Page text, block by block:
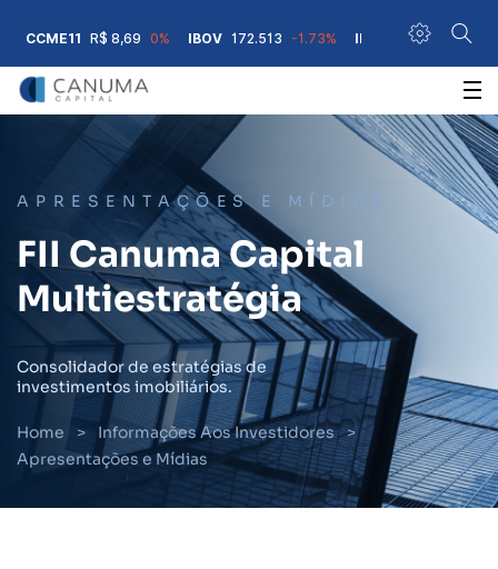
CCME11 R$ 8,69 0% IBOV 172.513 -1.73% IFIX 3.771,15 0.29%
Contraste
Acessibilidade
APRESENTAÇÕES E MÍDIAS
FII Canuma Capital
Multiestratégia
Consolidador de estratégias de
investimentos imobiliários.
Home > Informações Aos Investidores >
Apresentações e Mídias